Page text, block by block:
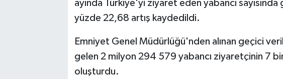
ayında Türkiye'yi ziyaret eden yabancı sayısında
yüzde 22,68 artış kaydedildi.
Emniyet Genel Müdürlüğü'nden alınan geçici
gelen 2 milyon 294 579 yabancı ziyaretçinin 7
oluşturdu.